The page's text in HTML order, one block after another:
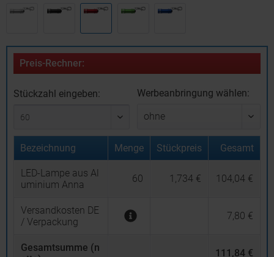
Preis-Rechner:
Stückzahl eingeben: Werbeanbringung wählen:
Bezeichnung Menge Stückpreis Gesamt
LED-Lampe aus Al
uminium Anna
60 1,734 € 104,04 €
Versandkosten DE
/ Verpackung
7,80 €
Gesamtsumme (n
111,84 €